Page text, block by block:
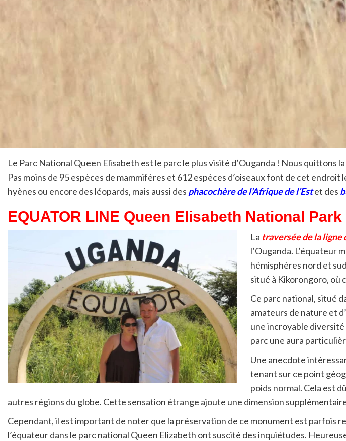
Le Parc National Queen Elisabeth est le parc le plus visité d’Ouganda ! Nous quittons la
Pas moins de 95 espèces de mammifères et 612 espèces d’oiseaux font de cet
hyènes ou encore des léopards, mais aussi des phacochère de l’Afrique de l’Estet des
EQUATOR LINE Queen Elisabeth National Park
La traversée de la ligne
l’Ouganda. L’équateur
hémisphères nord et
situé à Kikorongoro,
Ce parc national, situé
amateurs de nature et
une incroyable diversité
parc une aura
Une anecdote
tenant sur ce point
poids normal. Cela est
autres régions du globe. Cette sensation étrange ajoute une dimension
Cependant, il est important de noter que la préservation de ce monument est parfois
l’équateur dans le parc national Queen Elizabeth ont suscité des inquiétudes.